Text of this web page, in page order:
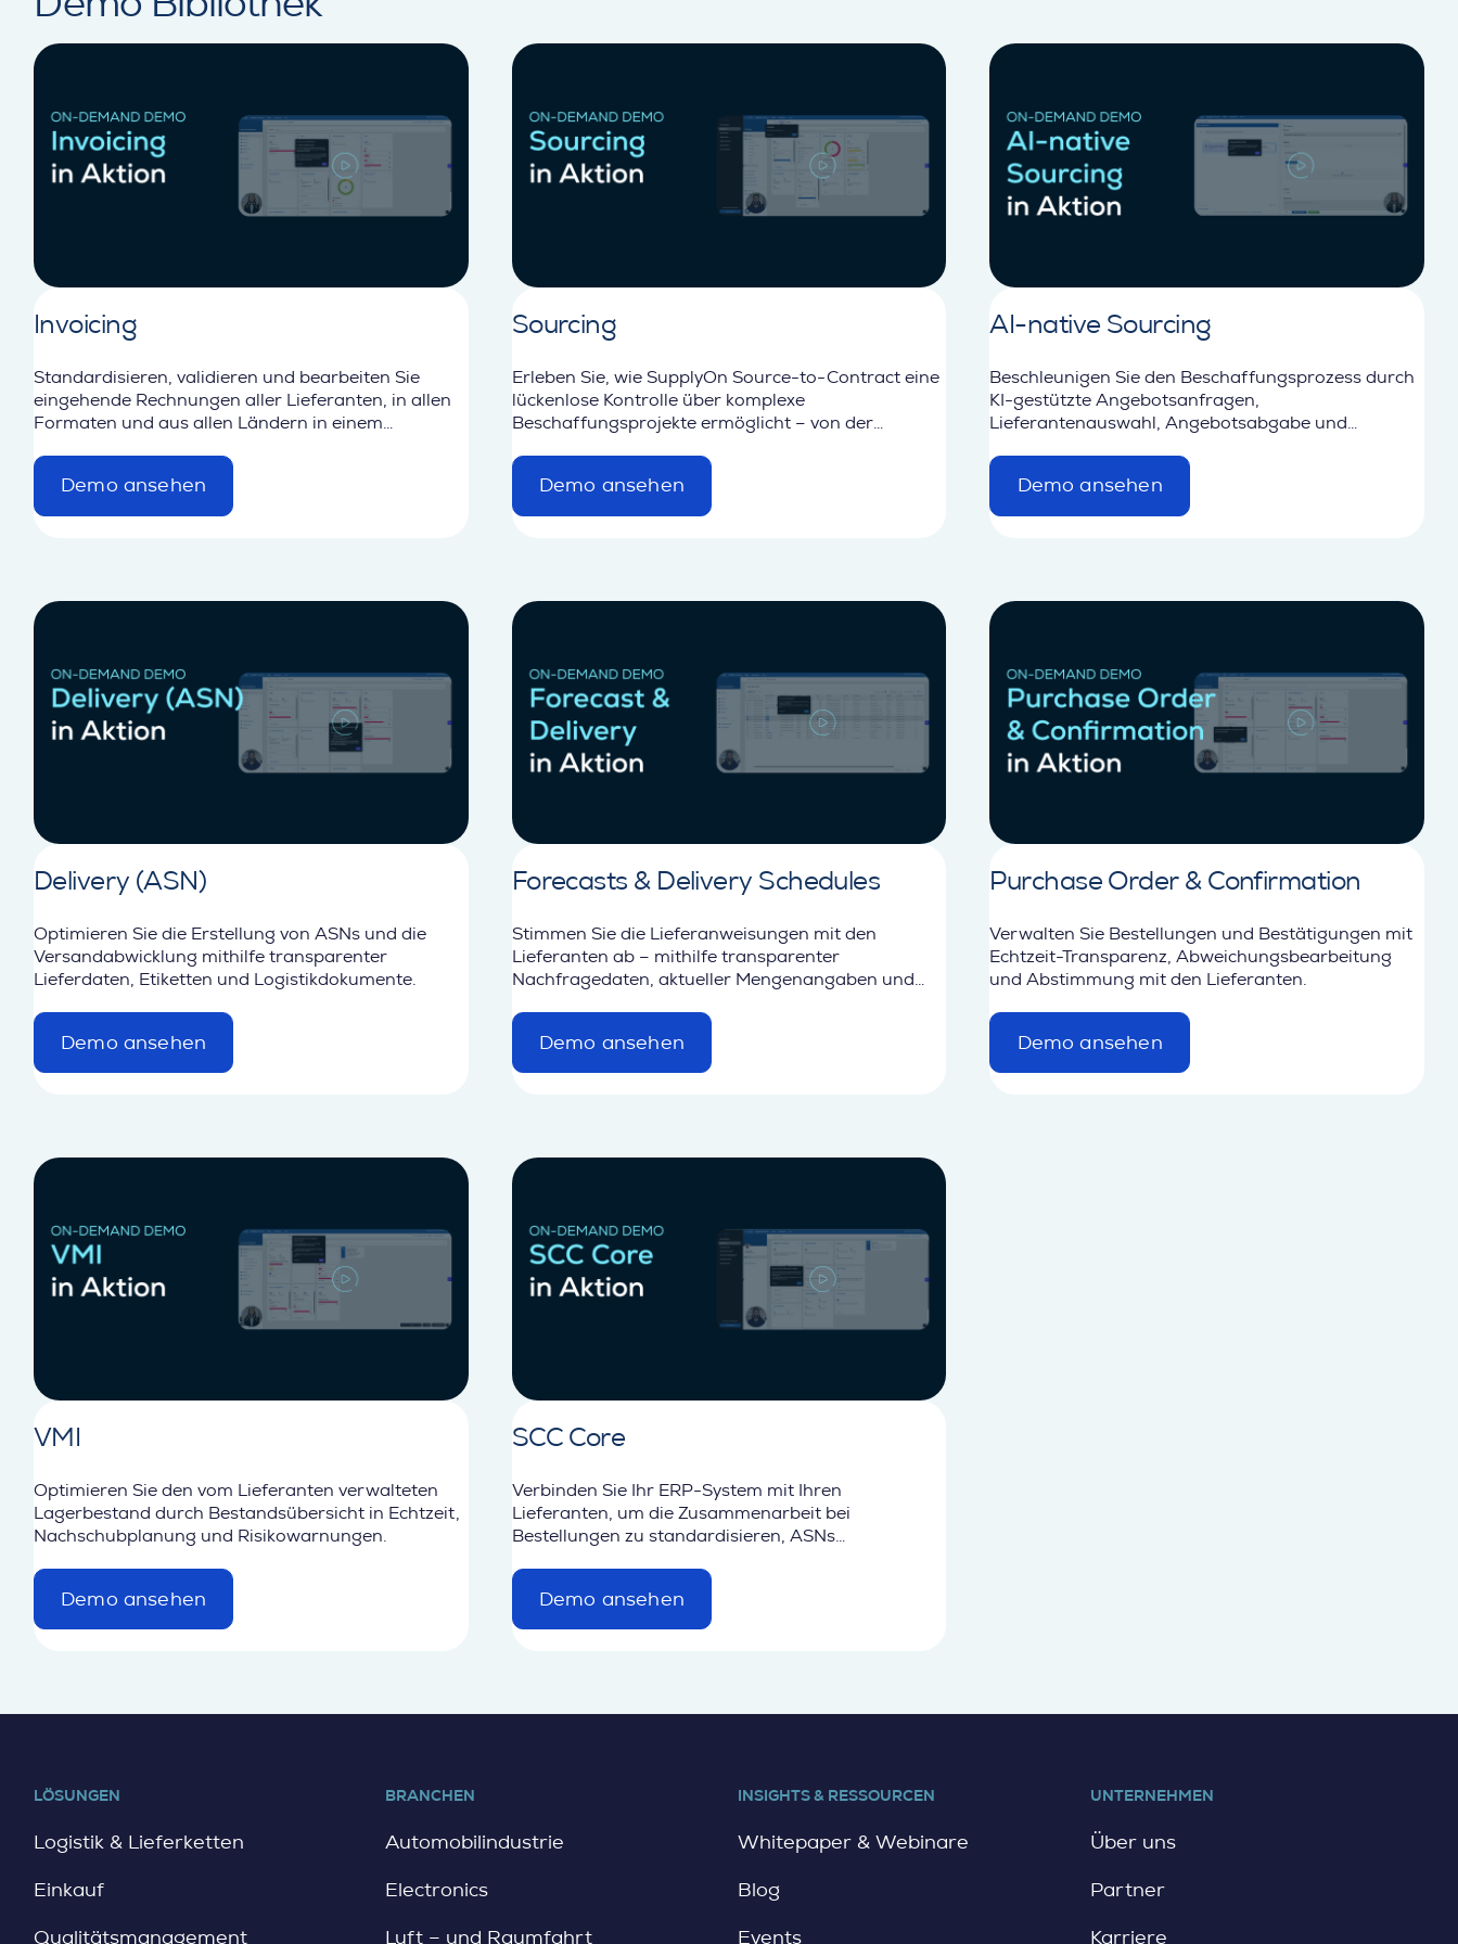
Invoicing
Standardisieren, validieren und bearbeiten Sie
eingehende Rechnungen aller Lieferanten, in allen
Formaten und aus allen Ländern in einem
Demo ansehen
d
e
Sourcing
Erleben Sie, wie SupplyOn Source-to-Contract eine
lückenlose Kontrolle über komplexe
Beschaffungsprojekte ermöglicht – von der
Vertrag.
Demo ansehen
d
e
AI-native Sourcing
Beschleunigen Sie den Beschaffungsprozess durch
KI-gestützte Angebotsanfragen,
Lieferantenauswahl, Angebotsabgabe und
Demo ansehen
d
e
Delivery (ASN)
Optimieren Sie die Erstellung von ASNs und die
Versandabwicklung mithilfe transparenter
Lieferdaten, Etiketten und Logistikdokumente.
Demo ansehen
d
e
Forecasts & Delivery Schedules
Stimmen Sie die Lieferanweisungen mit den
Lieferanten ab – mithilfe transparenter
Nachfragedaten, aktueller Mengenangaben und
Demo ansehen
d
e
Purchase Order & Confirmation
Verwalten Sie Bestellungen und Bestätigungen mit
Echtzeit-Transparenz, Abweichungsbearbeitung
und Abstimmung mit den Lieferanten.
Demo ansehen
d
e
VMI
Optimieren Sie den vom Lieferanten verwalteten
Lagerbestand durch Bestandsübersicht in Echtzeit,
Nachschubplanung und Risikowarnungen.
Demo ansehen
d
e
SCC Core
Verbinden Sie Ihr ERP-System mit Ihren
Lieferanten, um die Zusammenarbeit bei
Bestellungen zu standardisieren, ASNs
Demo ansehen
d
e
LÖSUNGEN
Logistik & Lieferketten
Einkauf
Qualitätsmanagement
BRANCHEN
Automobilindustrie
Electronics
Luft – und Raumfahrt
INSIGHTS & RESSOURCEN
Whitepaper & Webinare
Blog
Events
UNTERNEHMEN
Über uns
Partner
Karriere